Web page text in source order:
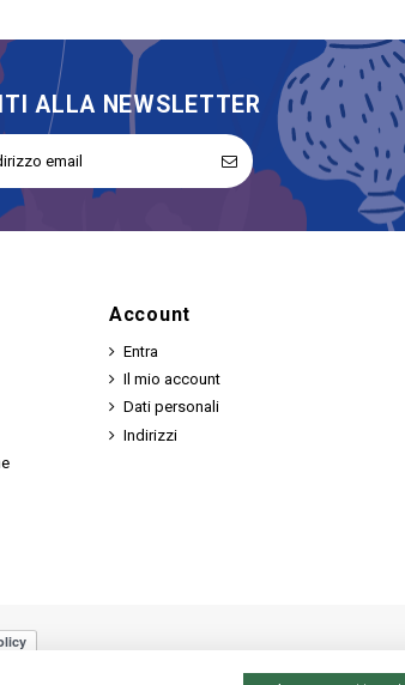
Sacchetti
ALLA NEWSLETTER
Account
Entra
Il mio account
Dati personali
Indirizzi